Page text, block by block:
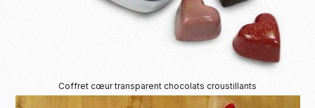
Coffret cœur transparent chocolats croustillants